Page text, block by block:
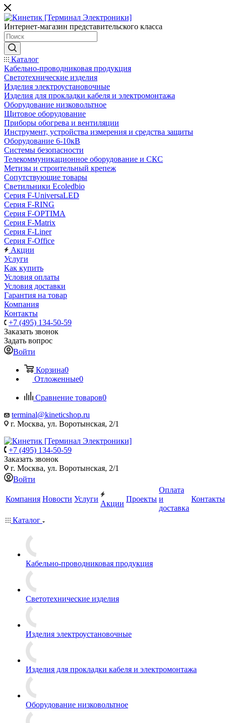
Интернет-магазин представительского класса
Каталог
Кабельно-проводниковая продукция
Светотехнические изделия
Изделия электроустановочные
Изделия для прокладки кабеля и электромонтажа
Оборудование низковольтное
Щитовое оборудование
Приборы обогрева и вентиляции
Инструмент, устройства измерения и средства защиты
Оборудование 6-10кВ
Системы безопасности
Телекоммуникационное оборудование и СКС
Метизы и строительный крепеж
Сопутствующие товары
Светильники Ecoledbio
Серия F-UniversaLED
Серия F-RING
Серия F-OPTIMA
Серия F-Matrix
Серия F-Liner
Серия F-Office
Акции
Услуги
Как купить
Условия оплаты
Условия доставки
Гарантия на товар
Компания
Контакты
+7 (495) 134-50-59
Заказать звонок
Задать вопрос
Войти
Корзина0
Отложенные0
Сравнение товаров0
terminal@kineticshop.ru
г. Москва, ул. Воротынская, 2/1
+7 (495) 134-50-59
Заказать звонок
г. Москва, ул. Воротынская, 2/1
Войти
Компания Новости Услуги
Акции
Проекты
Оплата
и
доставка
Контакты
Каталог
Кабельно-проводниковая продукция
Светотехнические изделия
Изделия электроустановочные
Изделия для прокладки кабеля и электромонтажа
Оборудование низковольтное